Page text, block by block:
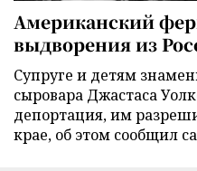
Американский
выдворения из
Супруге и детям
сыровара Джастаса
депортация, им
крае, об этом сообщил